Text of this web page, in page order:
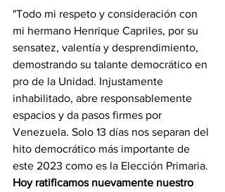
"Todo mi respeto y consideración con
mi hermano Henrique Capriles, por su
sensatez, valentía y desprendimiento,
demostrando su talante democrático en
pro de la Unidad. Injustamente
inhabilitado, abre responsablemente
espacios y da pasos firmes por
Venezuela. Solo 13 días nos separan del
hito democrático más importante de
este 2023 como es la Elección Primaria.
Hoy ratificamos nuevamente nuestro